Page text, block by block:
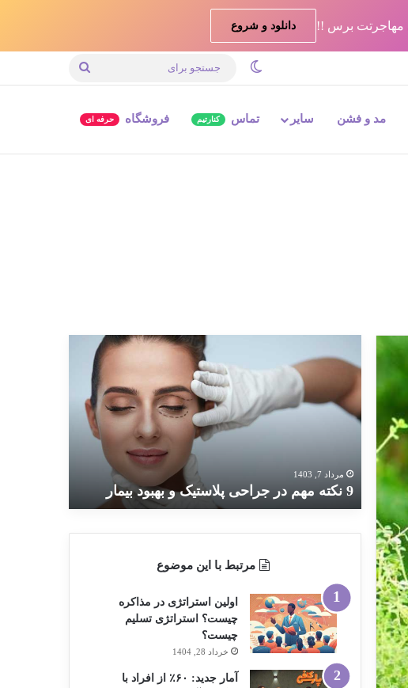
دانلود و شروع
تغییر پوسته جستجو
مد و فشن سایر تماس کنارتیم فروشگاه حرفه ای
نکته
مهم
در
جراحی
پلاستیک
بیمارمرداد 7, 1403
9 نکته مهم در جراحی پلاستیک و بهبود بیمار
مرتبط با این موضوع
اولین استراتژی در مذاکره
چیست؟ استراتژی تسلیم
چیست؟
خرداد 28, 1404
آمار جدید: ۶۰٪ از افراد با